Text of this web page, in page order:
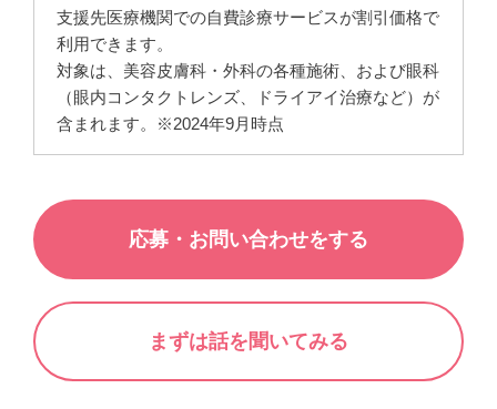
支援先医療機関での自費診療サービスが割引価格で
利用できます。
対象は、美容皮膚科・外科の各種施術、および眼科
（眼内コンタクトレンズ、ドライアイ治療など）が
含まれます。※2024年9月時点
応募・お問い合わせをする
まずは話を聞いてみる